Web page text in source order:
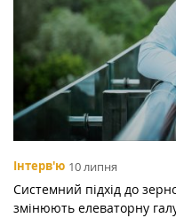
Інтерв'ю 10 липня
Системний підхід до
змінюють елеваторну